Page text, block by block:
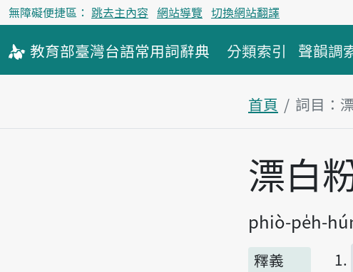
無障礙便捷區： 跳去主內容 網站導覽 切換網站翻譯
教育部臺灣台語常用詞辭典 分類索引 聲韻調
首頁 詞目：
主內容區塊
漂白
phiò-pe̍h-
釋義